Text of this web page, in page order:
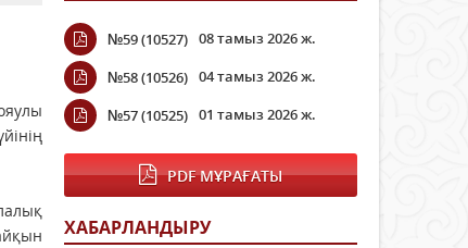
№59 (10527) 08 тамыз 2026 ж.
№58 (10526) 04 тамыз 2026 ж.
№57 (10525) 01 тамыз 2026 ж.
PDF МҰРАҒАТЫ
ХАБАРЛАНДЫРУ